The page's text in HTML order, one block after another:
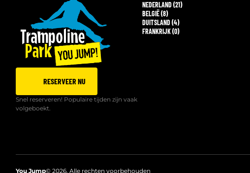
RESERVEER NU
Snel reserveren! Populaire tijden zijn vaak
volgeboekt.
NEDERLAND (21)
BELGIË (8)
DUITSLAND (4)
FRANKRIJK (0)
You Jump© 2026. Alle rechten voorbehouden